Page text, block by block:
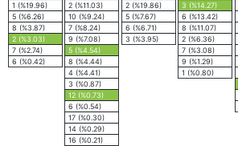
1 (%19.96)
5 (%6.26)
8 (%3.87)
2 (%3.03)
7 (%2.74)
6 (%0.42)
2 (%11.03)
10 (%9.24)
7 (%8.24)
9 (%7.08)
5 (%4.54)
8 (%4.44)
4 (%4.41)
3 (%0.87)
12 (%0.73)
6 (%0.54)
17 (%0.30)
14 (%0.29)
16 (%0.21)
2 (%19.86)
5 (%7.67)
6 (%6.71)
3 (%3.95)
3 (%14.27)
6 (%13.42)
8 (%11.07)
2 (%6.36)
7 (%3.08)
9 (%1.29)
1 (%0.80)